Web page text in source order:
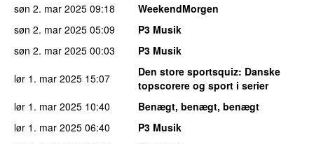
søn 2. mar 2025 09:18
WeekendMorgen
søn 2. mar 2025 05:09
P3 Musik
søn 2. mar 2025 00:03
P3 Musik
lør 1. mar 2025 15:07 Den store sportsquiz: Danske
topscorere og sport i serier
lør 1. mar 2025 10:40
Benægt, benægt, benægt
lør 1. mar 2025 06:40
P3 Musik